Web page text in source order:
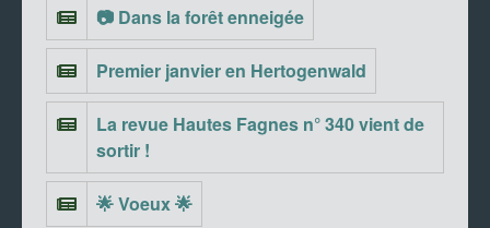
📷 Dans la forêt enneigée
Premier janvier en Hertogenwald
La revue Hautes Fagnes n° 340 vient de
sortir !
🌟 Voeux 🌟